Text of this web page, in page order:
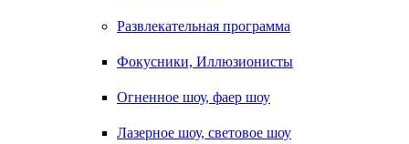
Развлекательная программа
Фокусники, Иллюзионисты
Огненное шоу, фаер шоу
Лазерное шоу, световое шоу